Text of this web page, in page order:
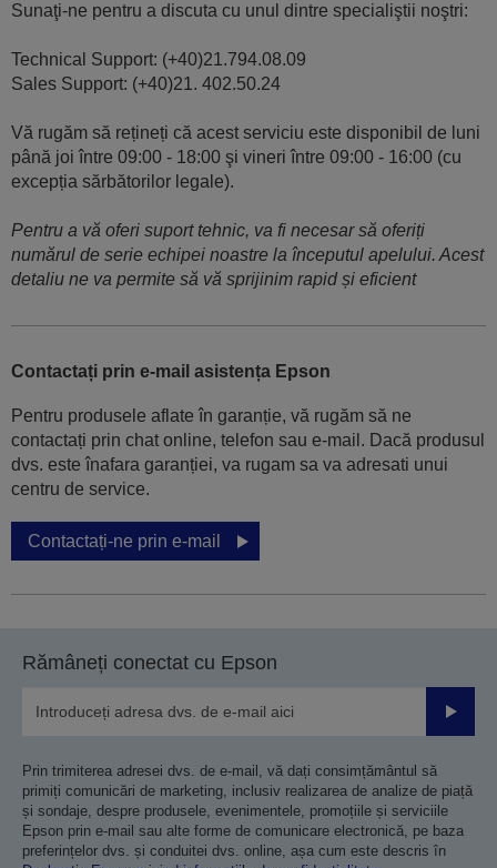
Sunaţi-ne pentru a discuta cu unul dintre specialiştii noştri:
Technical Support: (+40)21.794.08.09
Sales Support: (+40)21. 402.50.24
Vă rugăm să rețineți că acest serviciu este disponibil de luni
până joi între 09:00 - 18:00 şi vineri între 09:00 - 16:00 (cu
excepția sărbătorilor legale).
Pentru a vă oferi suport tehnic, va fi necesar să oferiți
numărul de serie echipei noastre la începutul apelului. Acest
detaliu ne va permite să vă sprijinim rapid și eficient
Contactați prin e-mail asistența Epson
Pentru produsele aflate în garanție, vă rugăm să ne
contactați prin chat online, telefon sau e-mail. Dacă produsul
dvs. este înafara garanției, va rugam sa va adresati unui
centru de service.
Contactați-ne prin e-mail
Rămâneți conectat cu Epson
Prin trimiterea adresei dvs. de e-mail, vă dați consimțământul să
primiți comunicări de marketing, inclusiv realizarea de analize de piață
și sondaje, despre produsele, evenimentele, promoțiile și serviciile
Epson prin e-mail sau alte forme de comunicare electronică, pe baza
preferințelor dvs. și conduitei dvs. online, așa cum este descris în